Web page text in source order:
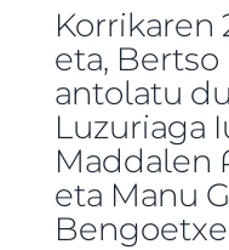
Korrikaren
eta, Bertso
antolatu
Luzuriaga
Maddalen
eta Manu